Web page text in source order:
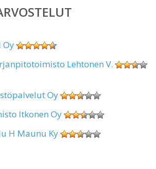
Oy
Lehtonen V.
Oy
Itkonen Oy
H Maunu Ky